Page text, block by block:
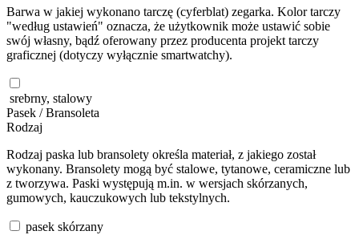
Barwa w jakiej wykonano tarczę (cyferblat) zegarka. Kolor tarczy
"według ustawień" oznacza, że użytkownik może ustawić sobie
swój własny, bądź oferowany przez producenta projekt tarczy
graficznej (dotyczy wyłącznie smartwatchy).
srebrny, stalowy
Pasek / Bransoleta
Rodzaj
Rodzaj paska lub bransolety określa materiał, z jakiego został
wykonany. Bransolety mogą być stalowe, tytanowe, ceramiczne lub
z tworzywa. Paski występują m.in. w wersjach skórzanych,
gumowych, kauczukowych lub tekstylnych.
pasek skórzany